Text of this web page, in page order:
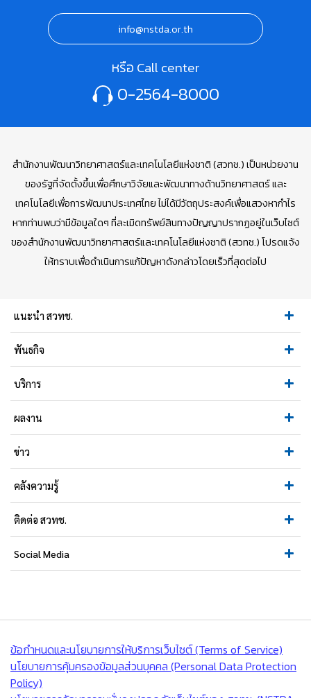
info@nstda.or.th
หรือ Call center
0-2564-8000
สำนักงานพัฒนาวิทยาศาสตร์และเทคโนโลยีแห่งชาติ (สวทช.) เป็นหน่วยงาน
ของรัฐที่จัดตั้งขึ้นเพื่อศึกษาวิจัยและพัฒนาทางด้านวิทยาศาสตร์ และ
เทคโนโลยีเพื่อการพัฒนาประเทศไทย ไม่ได้มีวัตถุประสงค์เพื่อแสวงหากำไร
หากท่านพบว่ามีข้อมูลใดๆ ที่ละเมิดทรัพย์สินทางปัญญาปรากฏอยู่ในเว็บไซต์
ของสำนักงานพัฒนาวิทยาศาสตร์และเทคโนโลยีแห่งชาติ (สวทช.) โปรดแจ้ง
ให้ทราบเพื่อดำเนินการแก้ปัญหาดังกล่าวโดยเร็วที่สุดต่อไป
แนะนำ สวทช.
พันธกิจ
บริการ
ผลงาน
ข่าว
คลังความรู้
ติดต่อ สวทช.
Social Media
ข้อกำหนดและนโยบายการให้บริการเว็บไซต์ (Terms of Service)
นโยบายการคุ้มครองข้อมูลส่วนบุคคล (Personal Data Protection
Policy)